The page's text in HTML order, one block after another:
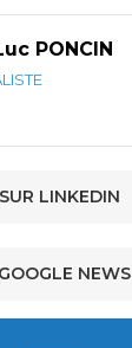
PONCIN
LINKEDIN
NEWS